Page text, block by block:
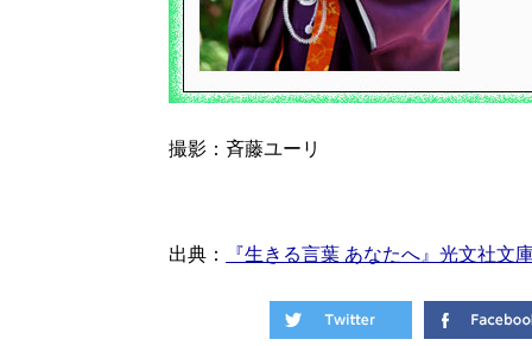
撮影：斉藤ユーリ
出典： 『生きる言葉 あなたへ』光文社文